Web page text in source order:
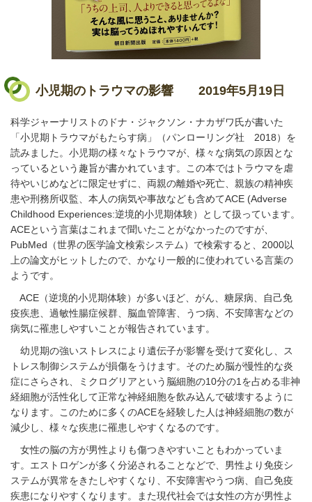
小児期のトラウマの影響 2019年5月19日
科学ジャーナリストのドナ・ジャクソン・ナカザワ氏が書いた
「小児期トラウマがもたらす病」（パンローリング社 2018）を
読みました。小児期の様々なトラウマが、様々な病気の原因とな
っているという趣旨が書かれています。この本ではトラウマを虐
待やいじめなどに限定せずに、両親の離婚や死亡、親族の精神疾
患や刑務所収監、本人の病気や事故なども含めてACE (Adverse
Childhood Experiences:逆境的小児期体験）として扱っています。
ACEという言葉はこれまで聞いたことがなかったのですが、
PubMed（世界の医学論文検索システム）で検索すると、2000以
上の論文がヒットしたので、かなり一般的に使われている言葉の
ようです。
ACE（逆境的小児期体験）が多いほど、がん、糖尿病、自己免
疫疾患、過敏性腸症候群、脳血管障害、うつ病、不安障害などの
病気に罹患しやすいことが報告されています。
幼児期の強いストレスにより遺伝子が影響を受けて変化し、ス
トレス制御システムが損傷をうけます。そのため脳が慢性的な炎
症にさらされ、ミクログリアという脳細胞の10分の1を占める非神
経細胞が活性化して正常な神経細胞を飲み込んで破壊するように
なります。このために多くのACEを経験した人は神経細胞の数が
減少し、様々な疾患に罹患しやすくなるのです。
女性の脳の方が男性よりも傷つきやすいこともわかっていま
す。エストロゲンが多く分泌されることなどで、男性より免疫シ
ステムが異常をきたしやすくなり、不安障害やうつ病、自己免疫
疾患になりやすくなります。また現代社会では女性の方が男性よ